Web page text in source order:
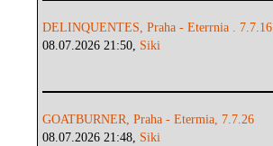
DELINQUENTES, Praha - Eterrnia . 7.7.16
08.07.2026 21:50, Siki
GOATBURNER, Praha - Etermia, 7.7.26
08.07.2026 21:48, Siki